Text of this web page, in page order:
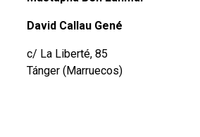
David Callau Gené
c/ La Liberté, 85
Tánger (Marruecos)